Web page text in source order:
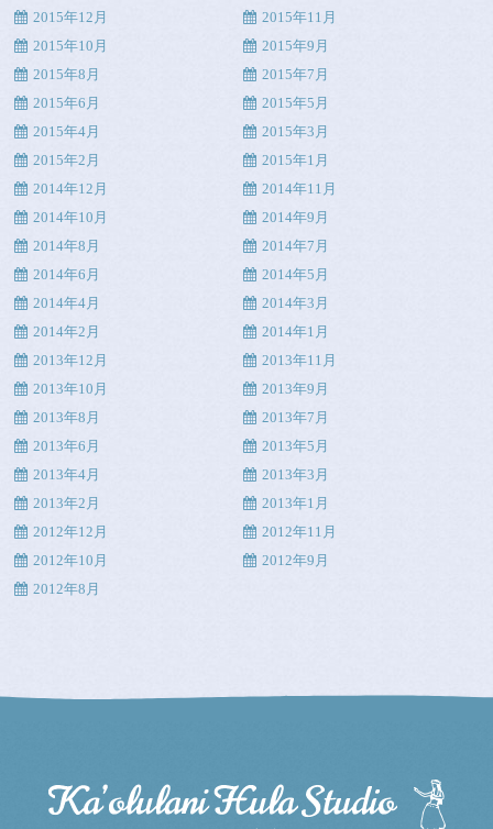
2015年12月
2015年11月
2015年10月
2015年9月
2015年8月
2015年7月
2015年6月
2015年5月
2015年4月
2015年3月
2015年2月
2015年1月
2014年12月
2014年11月
2014年10月
2014年9月
2014年8月
2014年7月
2014年6月
2014年5月
2014年4月
2014年3月
2014年2月
2014年1月
2013年12月
2013年11月
2013年10月
2013年9月
2013年8月
2013年7月
2013年6月
2013年5月
2013年4月
2013年3月
2013年2月
2013年1月
2012年12月
2012年11月
2012年10月
2012年9月
2012年8月